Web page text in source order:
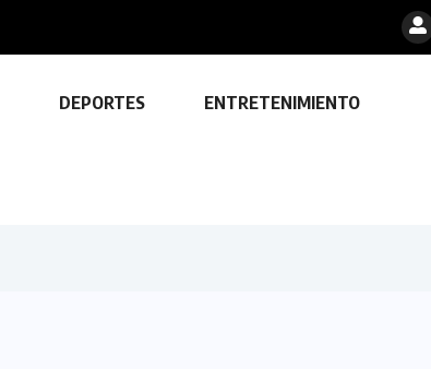
DEPORTES ENTRETENIMIENTO